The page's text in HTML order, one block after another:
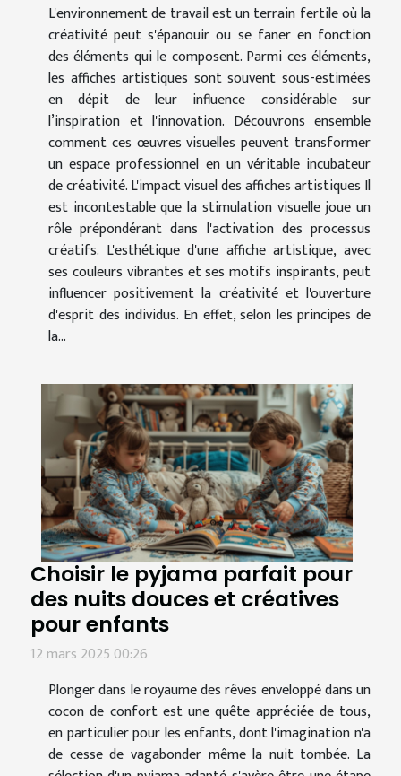
L'environnement de travail est un terrain fertile où la
créativité peut s'épanouir ou se faner en fonction
des éléments qui le composent. Parmi ces éléments,
les affiches artistiques sont souvent sous-estimées
en dépit de leur influence considérable sur
l’inspiration et l'innovation. Découvrons ensemble
comment ces œuvres visuelles peuvent transformer
un espace professionnel en un véritable incubateur
de créativité. L'impact visuel des affiches artistiques Il
est incontestable que la stimulation visuelle joue un
rôle prépondérant dans l'activation des processus
créatifs. L'esthétique d'une affiche artistique, avec
ses couleurs vibrantes et ses motifs inspirants, peut
influencer positivement la créativité et l'ouverture
d'esprit des individus. En effet, selon les principes de
la...
Choisir le pyjama parfait pour
des nuits douces et créatives
pour enfants
12 mars 2025 00:26
Plonger dans le royaume des rêves enveloppé dans un
cocon de confort est une quête appréciée de tous,
en particulier pour les enfants, dont l'imagination n'a
de cesse de vagabonder même la nuit tombée. La